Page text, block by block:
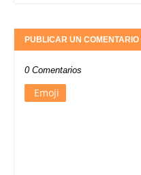
PUBLICAR UN COMENTARIO
0 Comentarios
Emoji